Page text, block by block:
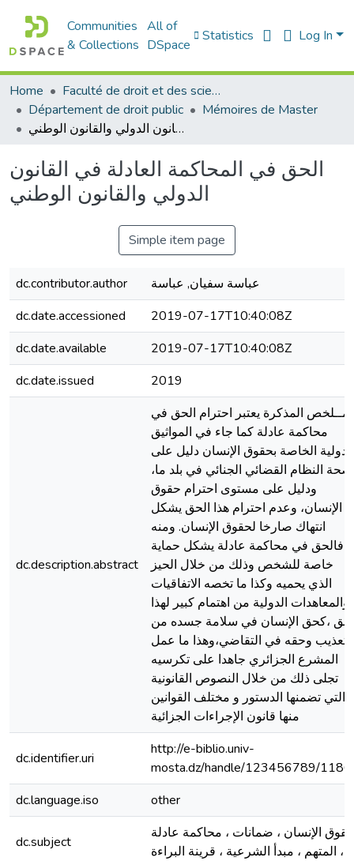
Communities
& Collections
All of
DSpace
Statistics Log In
Home
Faculté de droit et des sciences politiques
Département de droit public
Mémoires de Master
الحق في المحاكمة العادلة في القانون الدولي والقانون الوطني
الحق في المحاكمة العادلة في القانون
الدولي والقانون الوطني
Simple item page
dc.contributor.author
عباسة سفيان, عباسة
dc.date.accessioned
2019-07-17T10:40:08Z
dc.date.available
2019-07-17T10:40:08Z
dc.date.issued
2019
dc.description.abstract
مــلخص المذكرة يعتبر احترام الحق في
محاكمة عادلة كما جاء في المواثيق
الدولية الخاصة بحقوق الإنسان دليل على
صحة النظام القضائي الجنائي في بلد ما،
ودليل على مستوى احترام حقوق
الإنسان، وعدم احترام هذا الحق يشكل
انتهاك صارخا لحقوق الإنسان. ومنه
فالحق في محاكمة عادلة يشكل حماية
خاصة للشخص وذلك من خلال الحيز
الذي يحميه وكذا ما تخصه الاتفاقيات
والمعاهدات الدولية من اهتمام كبير لهذا
،كحق الإنسان في سلامة جسده من
التعذيب وحقه في التقاضي،وهذا ما عمل
المشرع الجزائري جاهدا على تكرسيه
تجلى ذلك من خلال النصوص القانونية
التي تضمنها الدستور و مختلف القوانين
منها قانون الإجراءات الجزائية
dc.identifier.uri
http://e-biblio.univ-
mosta.dz/handle/123456789/
dc.language.iso
other
dc.subject
حقوق الإنسان ، ضمانات ، محاكمة عادلة
، المتهم ، مبدأ الشرعية ، قرينة البراءة